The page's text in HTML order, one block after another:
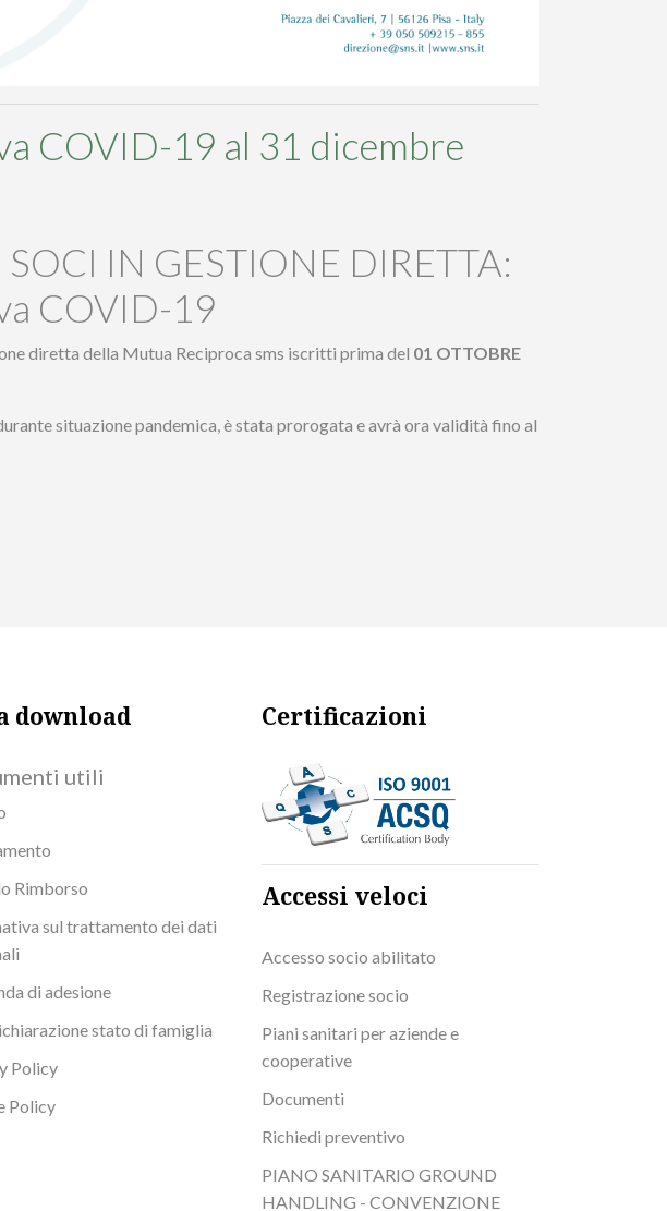
COVID-19 al 31 dicembre
IN GESTIONE DIRETTA:
COVID-19
diretta della Mutua Reciproca sms iscritti prima del 01 OTTOBRE
situazione pandemica, è stata prorogata e avrà ora validità fino al
download
utili
Rimborso
sul trattamento dei dati
di adesione
stato di famiglia
Policy
Policy
Certificazioni
Accessi veloci
Accesso socio abilitato
Registrazione socio
Piani sanitari per aziende e
cooperative
Documenti
Richiedi preventivo
PIANO SANITARIO GROUND
HANDLING - CONVENZIONE